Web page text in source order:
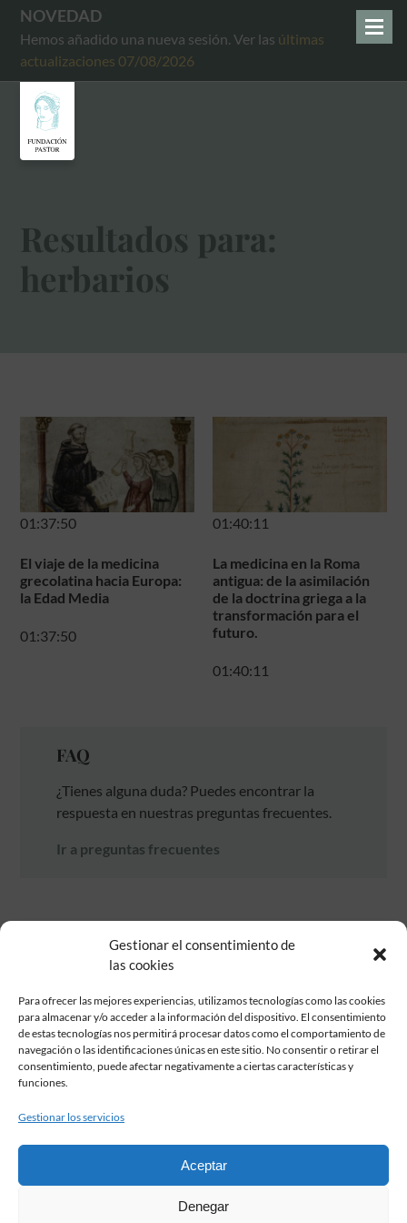
Gestionar el consentimiento de
las cookies
Para ofrecer las mejores experiencias, utilizamos tecnologías como las cookies
para almacenar y/o acceder a la información del dispositivo. El consentimiento
de estas tecnologías nos permitirá procesar datos como el comportamiento de
navegación o las identificaciones únicas en este sitio. No consentir o retirar el
consentimiento, puede afectar negativamente a ciertas características y
funciones.
Gestionar los servicios
Aceptar
Denegar
NOVEDAD
Hemos añadido una nueva sesión. Ver las últimas
actualizaciones 07/08/2026
Resultados para:
herbarios
01:37:50
El viaje de la medicina
grecolatina hacia Europa:
la Edad Media
01:37:50
01:40:11
La medicina en la Roma
antigua: de la asimilación
de la doctrina griega a la
transformación para el
futuro.
01:40:11
FAQ
¿Tienes alguna duda? Puedes encontrar la
respuesta en nuestras preguntas frecuentes.
Ir a preguntas frecuentes
Fundación Pastor de Estudios Clásicos
Calle Serrano, 107. Madrid, 28006.
915617236
2026 Todos los derechos reservados © Fundación Pastor. Sitio web
Condiciones de contratación